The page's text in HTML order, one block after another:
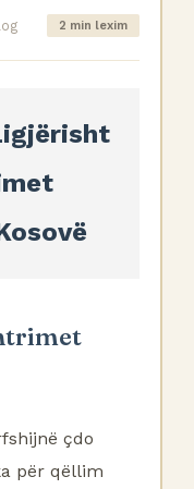
2 min lexim
çdo
për qëllim